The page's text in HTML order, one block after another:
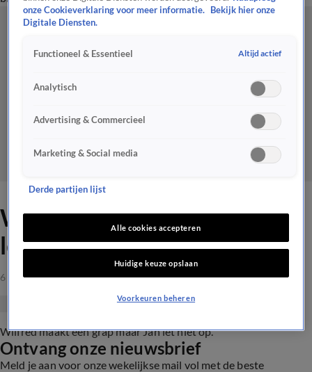
Wilfred maakt een grap; Jan
let niet op
6 apr 2021, 00:34
Wilfred maakt een grap maar Jan let niet op.
Ontvang onze nieuwsbrief
Meld je aan voor onze wekelijkse mail vol met de beste
onze Cookieverklaring voor meer informatie.
Bekijk hier onze
Digitale Diensten.
Functioneel & Essentieel Altijd actief
Analytisch
Advertising & Commercieel
Marketing & Social media
Derde partijen lijst
Alle cookies accepteren
Huidige keuze opslaan
Voorkeuren beheren